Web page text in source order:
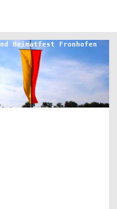
Heimatfest Fronhofen